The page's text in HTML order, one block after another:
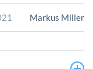
Markus Miller